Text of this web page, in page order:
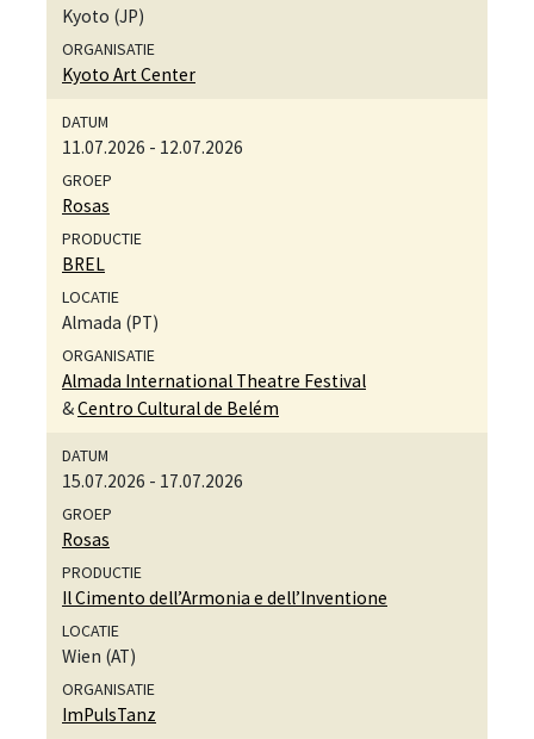
Kyoto (JP)
Kyoto Art Center
11.07.2026 - 12.07.2026
Rosas
BREL
Almada (PT)
Almada International Theatre Festival
&Centro Cultural de Belém
15.07.2026 - 17.07.2026
Rosas
Il Cimento dell’Armonia e dell’Inventione
Wien (AT)
ImPulsTanz